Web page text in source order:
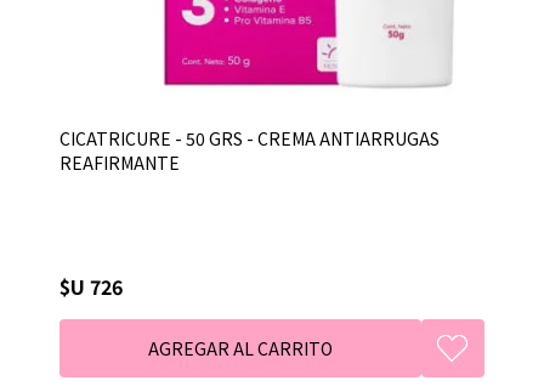
CICATRICURE - 50 GRS - CREMA ANTIARRUGAS
REAFIRMANTE
$U 726